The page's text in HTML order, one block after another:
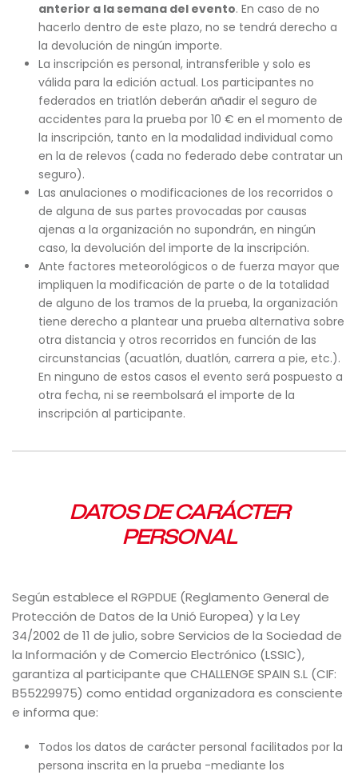
anterior a la semana del evento. En caso de no
hacerlo dentro de este plazo, no se tendrá derecho a
la devolución de ningún importe.
La inscripción es personal, intransferible y solo es
válida para la edición actual. Los participantes no
federados en triatlón deberán añadir el seguro de
accidentes para la prueba por 10 € en el momento de
la inscripción, tanto en la modalidad individual como
en la de relevos (cada no federado debe contratar un
seguro).
Las anulaciones o modificaciones de los recorridos o
de alguna de sus partes provocadas por causas
ajenas a la organización no supondrán, en ningún
caso, la devolución del importe de la inscripción.
Ante factores meteorológicos o de fuerza mayor que
impliquen la modificación de parte o de la totalidad
de alguno de los tramos de la prueba, la organización
tiene derecho a plantear una prueba alternativa sobre
otra distancia y otros recorridos en función de las
circunstancias (acuatlón, duatlón, carrera a pie, etc.).
En ninguno de estos casos el evento será pospuesto a
otra fecha, ni se reembolsará el importe de la
inscripción al participante.
DATOS DE CARÁCTER
PERSONAL
Según establece el RGPDUE (Reglamento General de
Protección de Datos de la Unió Europea) y la Ley
34/2002 de 11 de julio, sobre Servicios de la Sociedad de
la Información y de Comercio Electrónico (LSSIC),
garantiza al participante que CHALLENGE SPAIN S.L (CIF:
B55229975) como entidad organizadora es consciente
e informa que:
Todos los datos de carácter personal facilitados por la
persona inscrita en la prueba -mediante los